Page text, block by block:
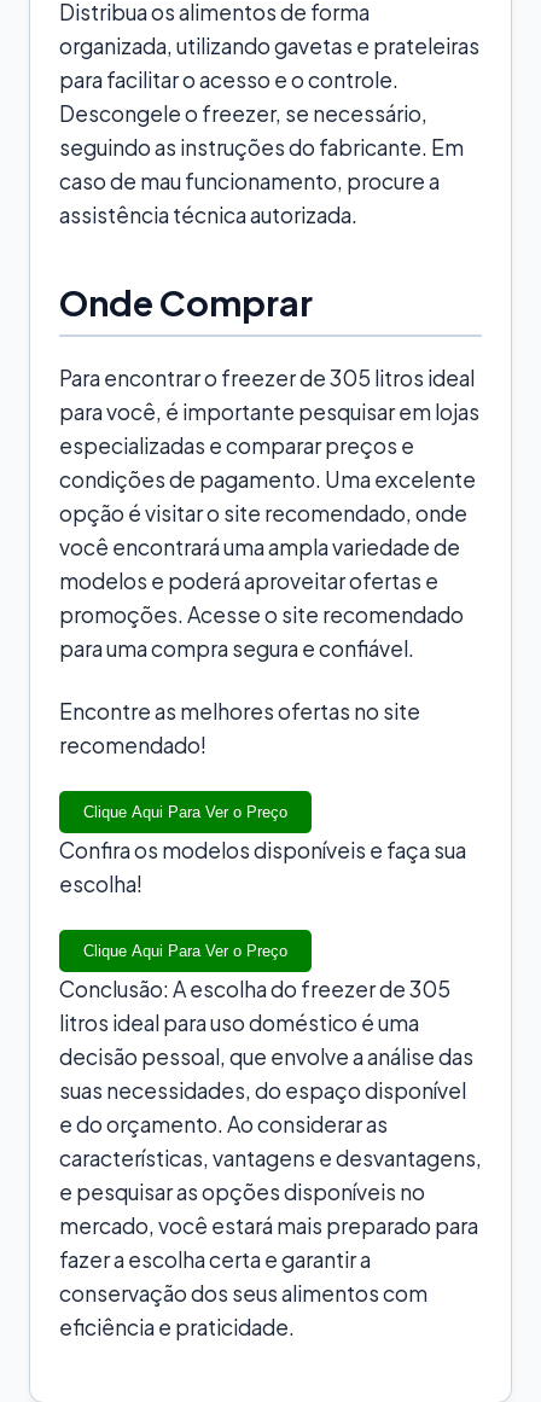
Distribua os alimentos de forma
organizada, utilizando gavetas e prateleiras
para facilitar o acesso e o controle.
Descongele o freezer, se necessário,
seguindo as instruções do fabricante. Em
caso de mau funcionamento, procure a
assistência técnica autorizada.
Onde Comprar
Para encontrar o freezer de 305 litros ideal
para você, é importante pesquisar em lojas
especializadas e comparar preços e
condições de pagamento. Uma excelente
opção é visitar o site recomendado, onde
você encontrará uma ampla variedade de
modelos e poderá aproveitar ofertas e
promoções. Acesse o site recomendado
para uma compra segura e confiável.
Encontre as melhores ofertas no site
recomendado!
Clique Aqui Para Ver o Preço
Confira os modelos disponíveis e faça sua
escolha!
Clique Aqui Para Ver o Preço
Conclusão: A escolha do freezer de 305
litros ideal para uso doméstico é uma
decisão pessoal, que envolve a análise das
suas necessidades, do espaço disponível
e do orçamento. Ao considerar as
características, vantagens e desvantagens,
e pesquisar as opções disponíveis no
mercado, você estará mais preparado para
fazer a escolha certa e garantir a
conservação dos seus alimentos com
eficiência e praticidade.